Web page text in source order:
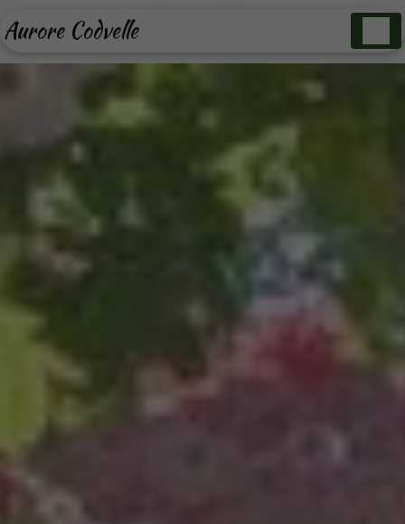
Aurore Codvelle